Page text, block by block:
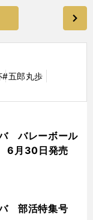
#五郎丸歩
バレーボール
6月30日発売
バ 部活特集号